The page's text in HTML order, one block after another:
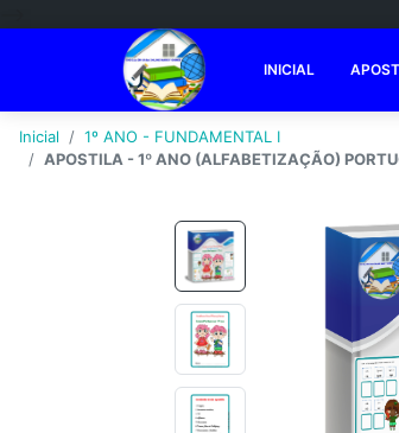
INICIAL
Inicial
1º ANO - FUNDAMENTAL I
APOSTILA - 1º ANO (ALFABETIZAÇÃO)